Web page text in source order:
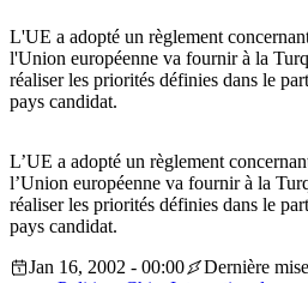
L'UE a adopté un règlement
l'Union européenne va fournir à la
réaliser les priorités définies dans le
pays candidat.
L’UE a adopté un règlement
l’Union européenne va fournir à la
réaliser les priorités définies dans le
pays candidat.
Jan 16, 2002 - 00:00
Dernière